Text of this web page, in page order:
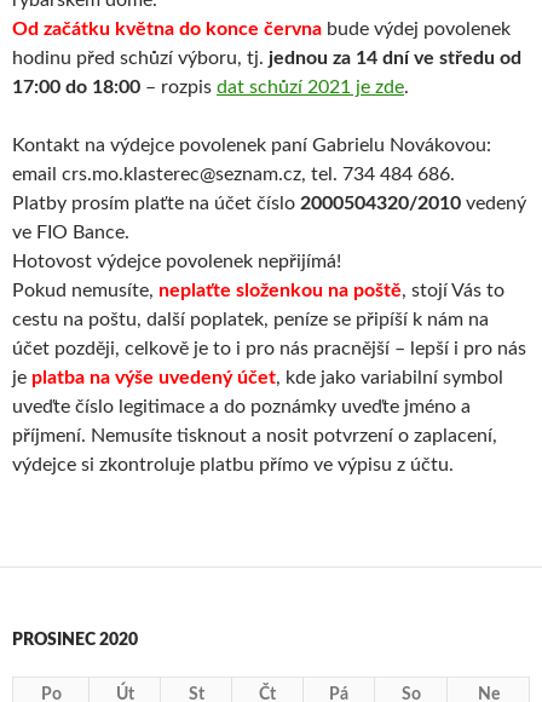
Od začátku května do konce června bude výdej povolenek
hodinu před schůzí výboru, tj. jednou za 14 dní ve středu od
17:00 do 18:00 – rozpis dat schůzí 2021 je zde.
Kontakt na výdejce povolenek paní Gabrielu Novákovou:
email crs.mo.klasterec@seznam.cz, tel. 734 484 686.
Platby prosím plaťte na účet číslo 2000504320/2010 vedený
ve FIO Bance.
Hotovost výdejce povolenek nepřijímá!
Pokud nemusíte, neplaťte složenkou na poště, stojí Vás to
cestu na poštu, další poplatek, peníze se připíší k nám na
účet později, celkově je to i pro nás pracnější – lepší i pro nás
je platba na výše uvedený účet, kde jako variabilní symbol
uveďte číslo legitimace a do poznámky uveďte jméno a
příjmení. Nemusíte tisknout a nosit potvrzení o zaplacení,
výdejce si zkontroluje platbu přímo ve výpisu z účtu.
PROSINEC 2020
Po Út St Čt Pá So Ne